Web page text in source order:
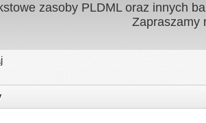
zasoby PLDML oraz innych
Zapraszamy